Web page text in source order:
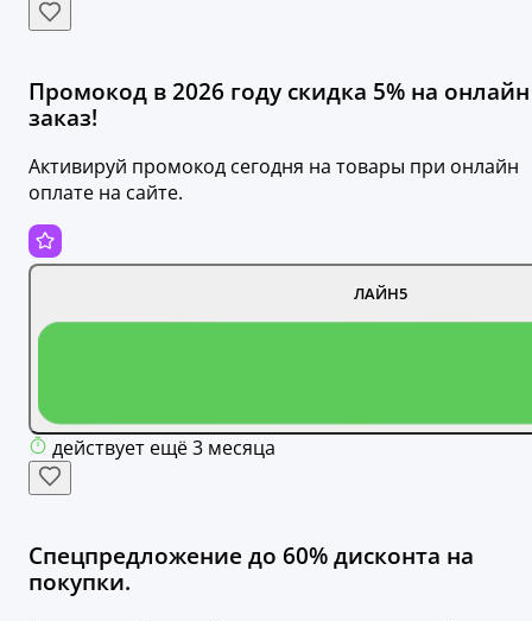
Промокод в 2026 году скидка 5% на онлайн
заказ!
Активируй промокод сегодня на товары при онлайн
оплате на сайте.
ЛАЙН5
действует ещё 3 месяца
Спецпредложение до 60% дисконта на
покупки.